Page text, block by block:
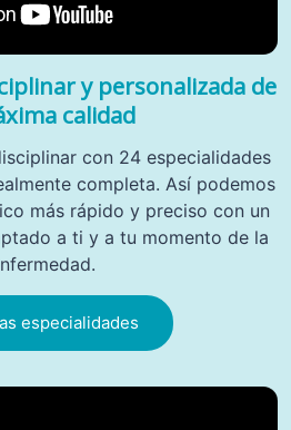
y personalizada de
calidad
con 24 especialidades
completa. Así podemos
más rápido y preciso con un
a ti y a tu momento de la
especialidades